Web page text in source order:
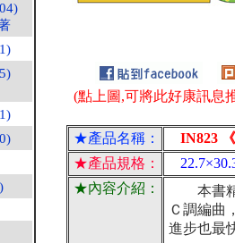
(點上圖,可將此好康訊息
★產品名稱：
IN823 《
★產品規格：
★內容介紹：
本書精
Ｃ調編曲
進步也最